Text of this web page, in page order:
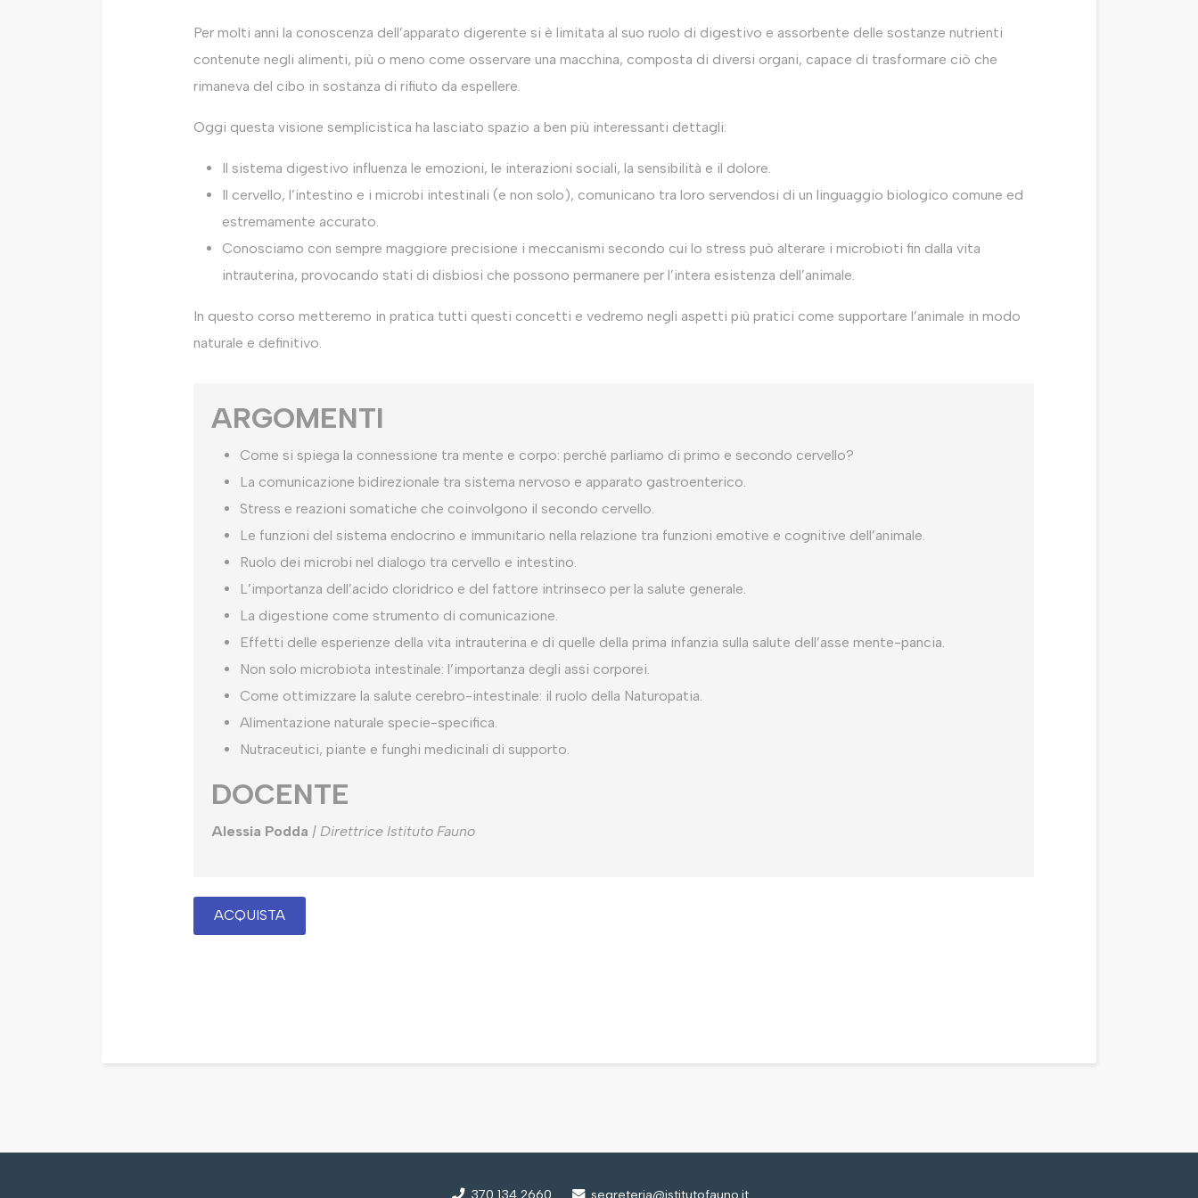
Per molti anni la conoscenza dell’apparato digerente si è limitata al suo ruolo di digestivo e assorbente delle sostanze nutrienti
contenute negli alimenti, più o meno come osservare una macchina, composta di diversi organi, capace di trasformare ciò che
rimaneva del cibo in sostanza di rifiuto da espellere.
Oggi questa visione semplicistica ha lasciato spazio a ben più interessanti dettagli:
Il sistema digestivo influenza le emozioni, le interazioni sociali, la sensibilità e il dolore.
Il cervello, l’intestino e i microbi intestinali (e non solo), comunicano tra loro servendosi di un linguaggio biologico comune ed
estremamente accurato.
Conosciamo con sempre maggiore precisione i meccanismi secondo cui lo stress può alterare i microbioti fin dalla vita
intrauterina, provocando stati di disbiosi che possono permanere per l’intera esistenza dell’animale.
In questo corso metteremo in pratica tutti questi concetti e vedremo negli aspetti più pratici come supportare l’animale in modo
naturale e definitivo.
ARGOMENTI
Come si spiega la connessione tra mente e corpo: perché parliamo di primo e secondo cervello?
La comunicazione bidirezionale tra sistema nervoso e apparato gastroenterico.
Stress e reazioni somatiche che coinvolgono il secondo cervello.
Le funzioni del sistema endocrino e immunitario nella relazione tra funzioni emotive e cognitive dell’animale.
Ruolo dei microbi nel dialogo tra cervello e intestino.
L’importanza dell’acido cloridrico e del fattore intrinseco per la salute generale.
La digestione come strumento di comunicazione.
Effetti delle esperienze della vita intrauterina e di quelle della prima infanzia sulla salute dell’asse mente-pancia.
Non solo microbiota intestinale: l’importanza degli assi corporei.
Come ottimizzare la salute cerebro-intestinale: il ruolo della Naturopatia.
Alimentazione naturale specie-specifica.
Nutraceutici, piante e funghi medicinali di supporto.
DOCENTE
Alessia Podda | Direttrice Istituto Fauno
ACQUISTA